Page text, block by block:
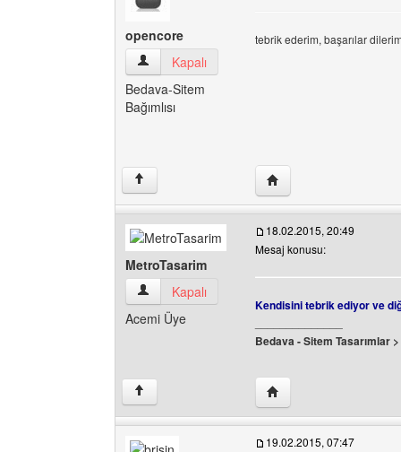
opencore
opencore Kullanıcının profilini görüntüle
Kapalı
Bedava-Sitem
Bağımlısı
tebrik ederim, başarılar
↑ Yazarın web sitesini
MetroTasarim
MetroTasarim Kullanıcının profilini görüntüle
Kapalı
Acemi Üye
18.02.2015, 20:49
Mesaj konusu:
Kendisini tebrik ediyor ve
Bedava - Sitem Tasarımlar >
↑ Yazarın web sitesini
19.02.2015, 07:47